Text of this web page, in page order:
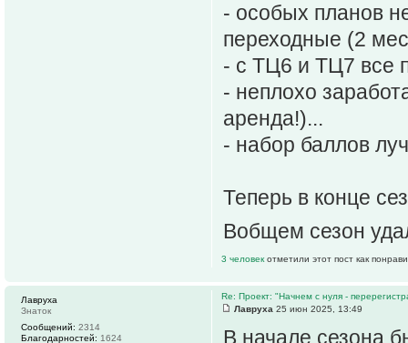
- особых планов
переходные (2
- с ТЦ6 и ТЦ7 все
- неплохо
аренда!)...
- набор баллов
Теперь в конце
Вобщем сезон
3 человек отметили этот пост как
Re: Проект: "Начнем с нуля -
Лавруха 25 июн 2025, 13:49
В начале сезона
Лавруха
Знаток
Сообщений: 2314
Благодарностей: 1624